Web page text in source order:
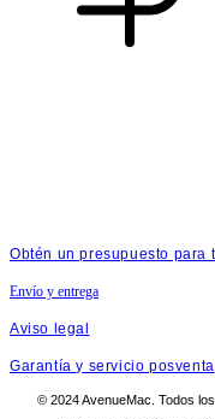
Obtén un presupuesto para
Envío y entrega
Aviso legal
Garantía y servicio posventa
© 2024 AvenueMac. Todos